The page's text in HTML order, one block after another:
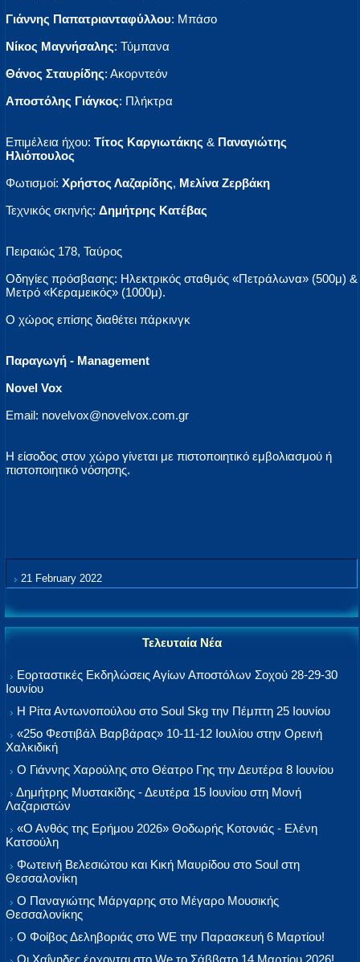
Γιάννης Παπατριανταφύλλου: Μπάσο
Νίκος Μαγνήσαλης: Τύμπανα
Θάνος Σταυρίδης: Ακορντεόν
Αποστόλης Γιάγκος: Πλήκτρα
Επιμέλεια ήχου: Τίτος Καργιωτάκης & Παναγιώτης
Ηλιόπουλος
Φωτισμοί: Χρήστος Λαζαρίδης, Μελίνα Ζερβάκη
Τεχνικός σκηνής: Δημήτρης Κατέβας
Πειραιώς 178, Ταύρος
Οδηγίες πρόσβασης: Ηλεκτρικός σταθμός «Πετράλωνα» (500μ) &
Μετρό «Κεραμεικός» (1000μ).
Ο χώρος επίσης διαθέτει πάρκινγκ
Παραγωγή - Management
Novel Vox
Email: novelvox@novelvox.com.gr
Η είσοδος στον χώρο γίνεται με πιστοποιητικό εμβολιασμού ή
πιστοποιητικό νόσησης.
21 February 2022
Τελευταία Νέα
Εορταστικές Εκδηλώσεις Αγίων Αποστόλων Σοχού 28-29-30
Ιουνίου
Η Ρίτα Αντωνοπούλου στο Soul Skg την Πέμπτη 25 Ιουνίου
«25ο Φεστιβάλ Βαρβάρας» 10-11-12 Ιουλίου στην Ορεινή
Χαλκιδική
Ο Γιάννης Χαρούλης στο Θέατρο Γης την Δευτέρα 8 Ιουνίου
Δημήτρης Μυστακίδης - Δευτέρα 15 Ιουνίου στη Μονή
Λαζαριστών
«Ο Ανθός της Ερήμου 2026» Θοδωρής Κοτονιάς - Ελένη
Κατσούλη
Φωτεινή Βελεσιώτου και Κική Μαυρίδου στο Soul στη
Θεσσαλονίκη
Ο Παναγιώτης Μάργαρης στο Μέγαρο Μουσικής
Θεσσαλονίκης
Ο Φοίβος Δεληβοριάς στο WE την Παρασκευή 6 Μαρτίου!
Οι Χαΐνηδες έρχονται στο We το Σάββατο 14 Μαρτίου 2026!